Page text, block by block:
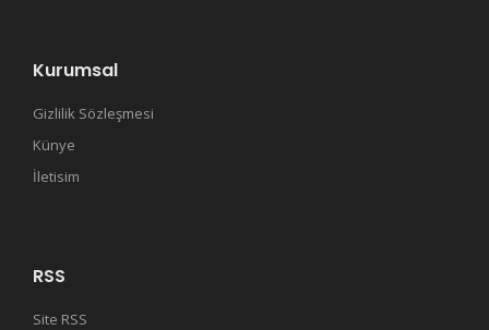
Kurumsal
Gizlilik Sözleşmesi
Künye
İletisim
RSS
Site RSS